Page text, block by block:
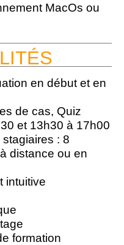
MacOs ou
en début et en
de cas, Quiz
et 13h30 à 17h00
: 8
distance ou en
intuitive
formation